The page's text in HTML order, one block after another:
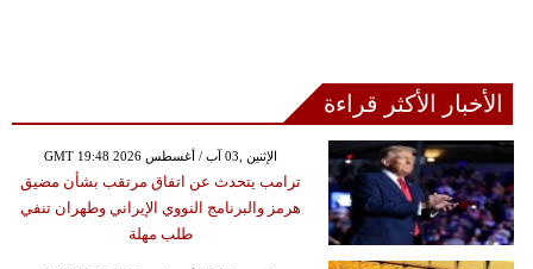
الأخبار الأكثر قراءة
GMT 19:48 2026 الإثنين ,03 آب / أغسطس
ترامب يتحدث عن اتفاق مرتقب بشأن مضيق
هرمز والبرنامج النووي الإيراني وطهران تنفي
طلب مهلة